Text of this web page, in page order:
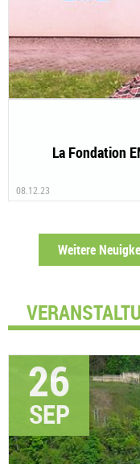
La Fondation
08.12.23
Weitere
26
SEP